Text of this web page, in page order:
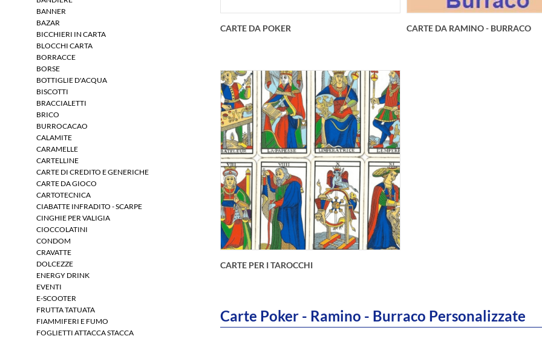
Mazzi 54 carte english version in
carta speciale 330 gsm con anima
nera antibaro
CARTE DA POKER CARTE DA RAMINO - BURRACO
CARTE PER I TAROCCHI
Carte Poker - Ramino - Burraco Personalizzate
BANNER
BAZAR
BICCHIERI IN CARTA
BLOCCHI CARTA
BORRACCE
BORSE
BOTTIGLIE D'ACQUA
BISCOTTI
BRACCIALETTI
BRICO
BURROCACAO
CALAMITE
CARAMELLE
CARTELLINE
CARTE DI CREDITO E GENERICHE
CARTE DA GIOCO
CARTOTECNICA
CIABATTE INFRADITO - SCARPE
CINGHIE PER VALIGIA
CIOCCOLATINI
CONDOM
CRAVATTE
DOLCEZZE
ENERGY DRINK
EVENTI
E-SCOOTER
FRUTTA TATUATA
FIAMMIFERI E FUMO
FOGLIETTI ATTACCA STACCA